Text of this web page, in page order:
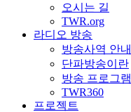
오시는 길
TWR.org
라디오 방송
방송사역 안내
단파방송이란
방송 프로그램
TWR360
프로젝트